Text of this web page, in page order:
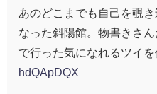
あのどこまでも自己を覗
なった斜陽館。物書きさ
で行った気になれるツイを
hdQApDQX